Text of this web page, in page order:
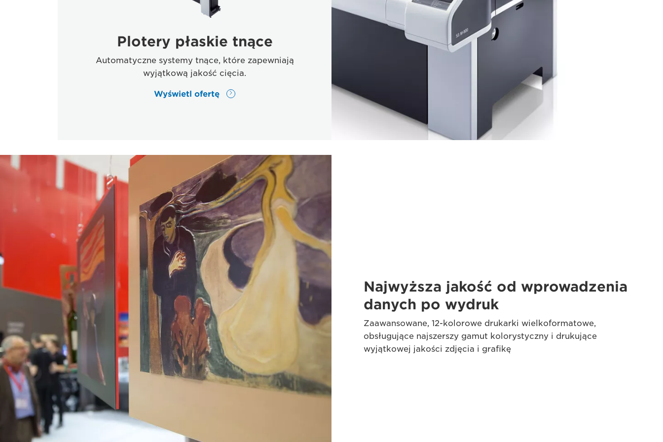
Plotery płaskie tnące
Automatyczne systemy tnące, które zapewniają
wyjątkową jakość cięcia.
Wyświetl ofertę
Najwyższa jakość od wprowadzenia
danych po wydruk
Zaawansowane, 12-kolorowe drukarki wielkoformatowe,
obsługujące najszerszy gamut kolorystyczny i drukujące
wyjątkowej jakości zdjęcia i grafikę